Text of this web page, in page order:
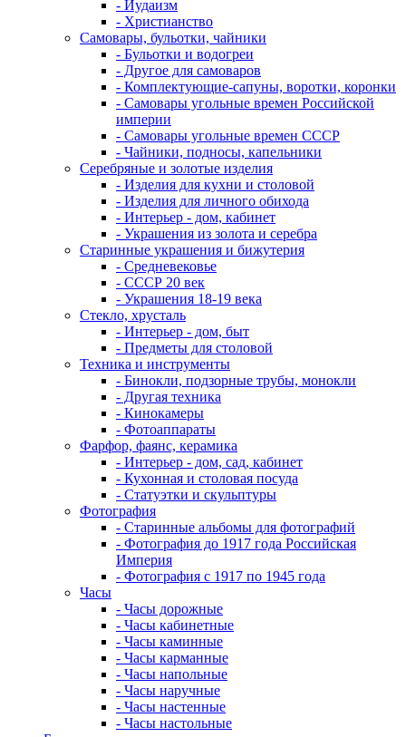
- Иудаизм
- Христианство
Самовары, бульотки, чайники
- Бульотки и водогреи
- Другое для самоваров
- Комплектующие-сапуны, воротки, коронки
- Самовары угольные времен Российской
империи
- Самовары угольные времен СССР
- Чайники, подносы, капельники
Серебряные и золотые изделия
- Изделия для кухни и столовой
- Изделия для личного обихода
- Интерьер - дом, кабинет
- Украшения из золота и серебра
Старинные украшения и бижутерия
- Средневековье
- СССР 20 век
- Украшения 18-19 века
Стекло, хрусталь
- Интерьер - дом, быт
- Предметы для столовой
Техника и инструменты
- Бинокли, подзорные трубы, монокли
- Другая техника
- Кинокамеры
- Фотоаппараты
Фарфор, фаянс, керамика
- Интерьер - дом, сад, кабинет
- Кухонная и столовая посуда
- Статуэтки и скульптуры
Фотография
- Старинные альбомы для фотографий
- Фотография до 1917 года Российская
Империя
- Фотография с 1917 по 1945 года
Часы
- Часы дорожные
- Часы кабинетные
- Часы каминные
- Часы карманные
- Часы напольные
- Часы наручные
- Часы настенные
- Часы настольные